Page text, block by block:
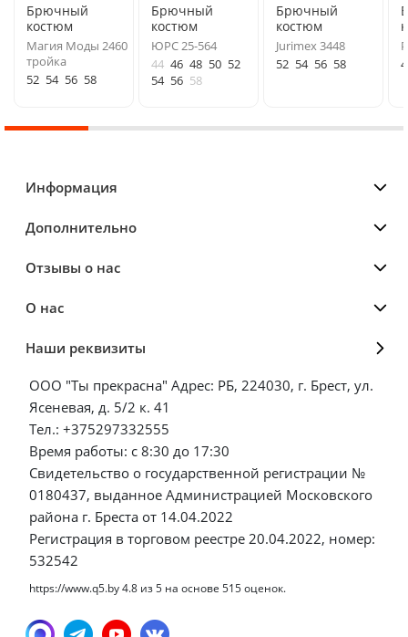
Брючный
костюм
Магия Моды 2460
тройка
52 54 56 58
Брючный
костюм
ЮРС 25-564
44 46 48 50 52
54 56 58
Брючный
костюм
Jurimex 3448
52 54 56 58
Информация
Дополнительно
Отзывы о нас
О нас
Наши реквизиты
ООО "Ты прекрасна" Адрес: РБ, 224030, г. Брест, ул.
Ясеневая, д. 5/2 к. 41
Тел.: +375297332555
Время работы: с 8:30 до 17:30
Свидетельство о государственной регистрации №
0180437, выданное Администрацией Московского
района г. Бреста от 14.04.2022
Регистрация в торговом реестре 20.04.2022, номер:
532542
https://www.q5.by4.8 из5 на основе 515оценок.